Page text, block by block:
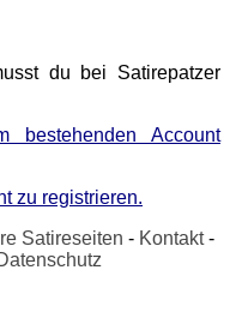
du bei Satirepatzer
Account
zu registrieren.
Satireseiten - Kontakt-